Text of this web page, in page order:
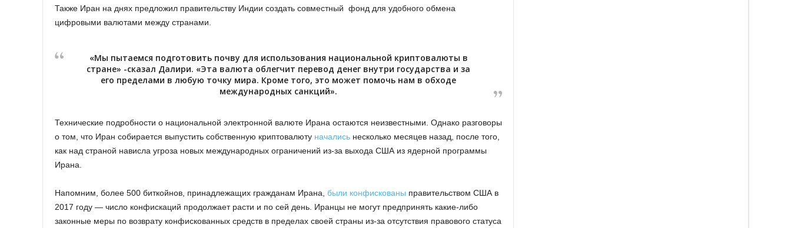
Также Иран на днях предложил правительству Индии создать совместный фонд для удобного обмена
цифровыми валютами между странами.
«Мы пытаемся подготовить почву для использования национальной криптовалюты в
стране» -сказал Далири. «Эта валюта облегчит перевод денег внутри государства и за
его пределами в любую точку мира. Кроме того, это может помочь нам в обходе
международных санкций».
Технические подробности о национальной электронной валюте Ирана остаются неизвестными. Однако разговоры
о том, что Иран собирается выпустить собственную криптовалюту начались несколько месяцев назад, после того,
как над страной нависла угроза новых международных ограничений из-за выхода США из ядерной программы
Ирана.
Напомним, более 500 биткойнов, принадлежащих гражданам Ирана, были конфискованы правительством США в
2017 году — число конфискаций продолжает расти и по сей день. Иранцы не могут предпринять какие-либо
законные меры по возврату конфискованных средств в пределах своей страны из-за отсутствия правового статуса